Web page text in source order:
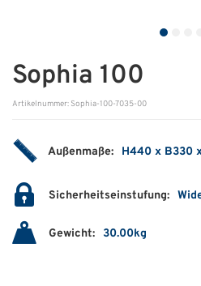
Über uns
Filialen
Messen & Events
Qualitätspolitik
Karriere
Sophia 100
Artikelnummer: Sophia-100-7035-00
Außenmaße: H440 x B330
Sicherheitseinstufung:
Gewicht: 30.00kg